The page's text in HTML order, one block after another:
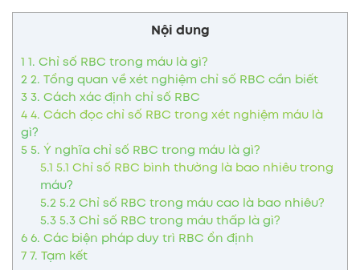
Nội dung
1 1. Chỉ số RBC trong máu là gì?
22. Tổng quan về xét nghiệm chỉ số RBC cần biết
33. Cách xác định chỉ số RBC
44. Cách đọc chỉ số RBC trong xét nghiệm máu là
gì?
55. Ý nghĩa chỉ số RBC trong máu là gì?
5.1 5.1 Chỉ số RBC bình thường là bao nhiêu trong
máu?
5.25.2 Chỉ số RBC trong máu cao là bao nhiêu?
5.35.3 Chỉ số RBC trong máu thấp là gì?
66. Các biện pháp duy trì RBC ổn định
77. Tạm kết